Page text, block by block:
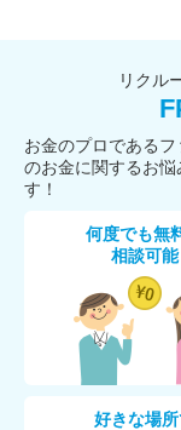
リクル
お金のプロである
のお金に関するお
す！
何度でも無
相談可能
好きな場